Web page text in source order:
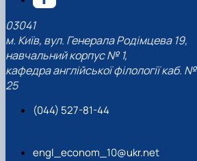
03041
м. Київ, вул. Генерала Родімцева 19,
навчальний корпус № 1,
кафедра англійської філології каб. №
25
(044) 527-81-44
engl_econom_10@ukr.net